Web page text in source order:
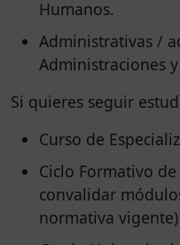
Humanos.
Administrativas /
Administraciones
Si quieres seguir
Curso de
Ciclo Formativo
convalidar
normativa vigente)